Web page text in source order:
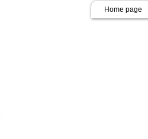
Home page